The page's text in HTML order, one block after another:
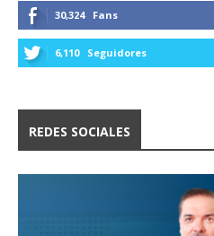
30,324 Fans
6,110 Seguidores
REDES SOCIALES